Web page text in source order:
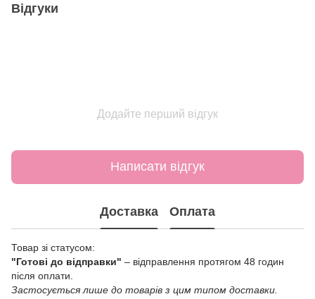
Відгуки
Додайте перший відгук
Написати відгук
Доставка Оплата
Товар зі статусом:
"Готові до відправки" – відправлення протягом 48 годин
після оплати.
Застосується лише до товарів з цим типом доставки.